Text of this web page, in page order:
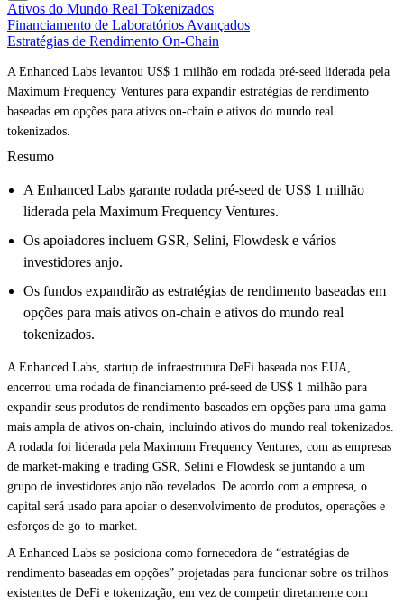
Ativos do Mundo Real Tokenizados
Financiamento de Laboratórios Avançados
Estratégias de Rendimento On-Chain
A Enhanced Labs levantou US$ 1 milhão em rodada pré-seed liderada pela
Maximum Frequency Ventures para expandir estratégias de rendimento
baseadas em opções para ativos on-chain e ativos do mundo real
tokenizados.
Resumo
A Enhanced Labs garante rodada pré-seed de US$ 1 milhão
liderada pela Maximum Frequency Ventures.
Os apoiadores incluem GSR, Selini, Flowdesk e vários
investidores anjo.
Os fundos expandirão as estratégias de rendimento baseadas em
opções para mais ativos on-chain e ativos do mundo real
tokenizados.
A Enhanced Labs, startup de infraestrutura DeFi baseada nos EUA,
encerrou uma rodada de financiamento pré-seed de US$ 1 milhão para
expandir seus produtos de rendimento baseados em opções para uma gama
mais ampla de ativos on-chain, incluindo ativos do mundo real tokenizados.
A rodada foi liderada pela Maximum Frequency Ventures, com as empresas
de market-making e trading GSR, Selini e Flowdesk se juntando a um
grupo de investidores anjo não revelados. De acordo com a empresa, o
capital será usado para apoiar o desenvolvimento de produtos, operações e
esforços de go-to-market.
A Enhanced Labs se posiciona como fornecedora de “estratégias de
rendimento baseadas em opções” projetadas para funcionar sobre os trilhos
existentes de DeFi e tokenização, em vez de competir diretamente com